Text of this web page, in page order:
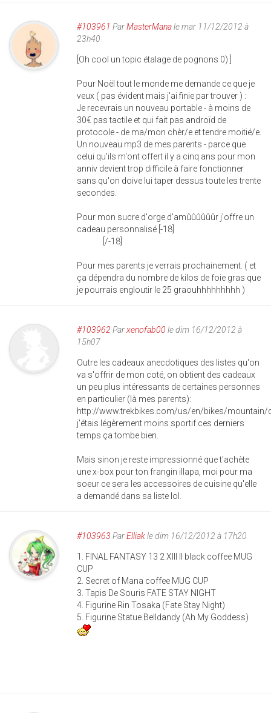
#103961 ParMasterManale mar 11/12/2012 à
23h40
[Oh cool un topic étalage de pognons 0) ]
Pour Noël tout le monde me demande ce que je
veux ( pas évident mais j'ai finie par trouver ) :
Je recevrais un nouveau portable - à moins de
30€ pas tactile et qui fait pas androïd de
protocole - de ma/mon chèr/e et tendre moitié/e.
Un nouveau mp3 de mes parents - parce que
celui qu'ils m'ont offert il y a cinq ans pour mon
anniv devient trop difficile à faire fonctionner
sans qu'on doive lui taper dessus toute les trente
secondes.
Pour mon sucre d'orge d'amûûûûûûr j'offre un
cadeau personnalisé [-18]
[/-18]
Pour mes parents je verrais prochainement. ( et
ça dépendra du nombre de kilos de foie gras que
je pourrais engloutir le 25 graouhhhhhhhhh )
#103962 Parxenofab00 le dim 16/12/2012 à
15h07
Outre les cadeaux anecdotiques des listes qu'on
va s'offrir de mon coté, on obtient des cadeaux
un peu plus intéressants de certaines personnes
en particulier (là mes parents):
http://www.trekbikes.com/us/en/bikes/mountain/
j'étais légèrement moins sportif ces derniers
temps ça tombe bien.
Mais sinon je reste impressionné que t'achète
une x-box pour ton frangin illapa, moi pour ma
soeur ce sera les accessoires de cuisine qu'elle
a demandé dans sa liste lol.
#103963 ParElliakle dim 16/12/2012 à 17h20
1. FINAL FANTASY 13 2 XIII II black coffee MUG
CUP
2. Secret of Mana coffee MUG CUP
3. Tapis De Souris FATE STAY NIGHT
4. Figurine Rin Tosaka (Fate Stay Night)
5. Figurine Statue Belldandy (Ah My Goddess)